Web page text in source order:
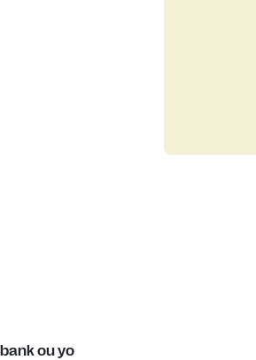
ou yo